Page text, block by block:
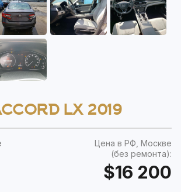
LX 2019
Цена в РФ, Москве
(без ремонта):
$16 200